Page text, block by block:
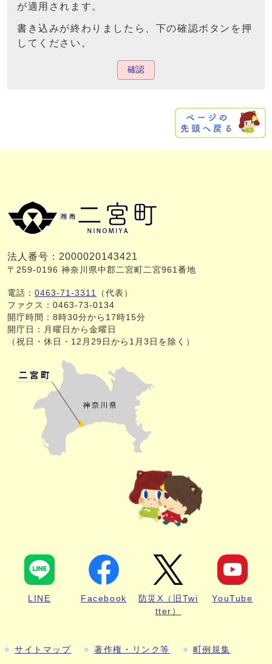
が適用されます。
書き込みが終わりましたら、下の確認ボタンを押
してください。
確認
法人番号：2000020143421
〒259-0196 神奈川県中郡二宮町二宮961番地
電話： 0463-71-3311
（代表）
ファクス：0463-73-0134
開庁時間：8時30分から17時15分
開庁日：月曜日から金曜日
（祝日・休日・12月29日から1月3日を除く）
LINE Facebook
防災X（旧Twi
tter）
YouTube
サイトマップ 著作権・リンク等 町例規集